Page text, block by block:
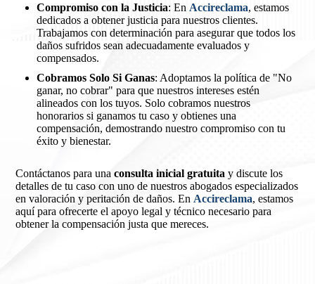
Compromiso con la Justicia: En Accireclama, estamos
dedicados a obtener justicia para nuestros clientes.
Trabajamos con determinación para asegurar que todos los
daños sufridos sean adecuadamente evaluados y
compensados.
Cobramos Solo Si Ganas: Adoptamos la política de "No
ganar, no cobrar" para que nuestros intereses estén
alineados con los tuyos. Solo cobramos nuestros
honorarios si ganamos tu caso y obtienes una
compensación, demostrando nuestro compromiso con tu
éxito y bienestar.
Contáctanos para unaconsulta inicial gratuita y discute los
detalles de tu caso con uno de nuestros abogados especializados
en valoración y peritación de daños. En Accireclama, estamos
aquí para ofrecerte el apoyo legal y técnico necesario para
obtener la compensación justa que mereces.